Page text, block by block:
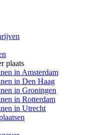
plaats
in Amsterdam
in Den Haag
in Groningen
in Rotterdam
in Utrecht